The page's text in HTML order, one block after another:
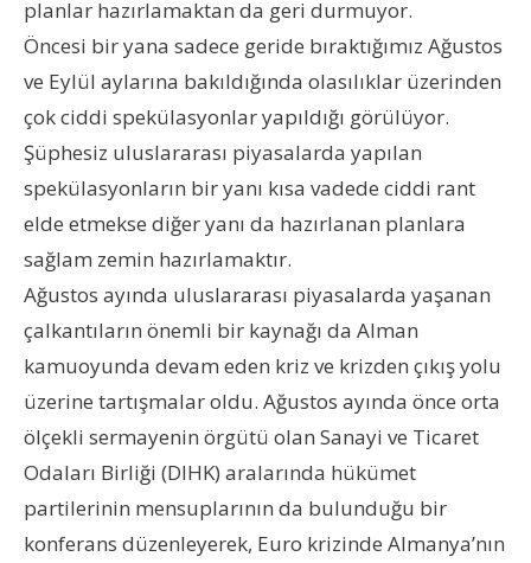
planlar hazırlamaktan da geri durmuyor.
Öncesi bir yana sadece geride bıraktığımız Ağustos
ve Eylül aylarına bakıldığında olasılıklar üzerinden
çok ciddi spekülasyonlar yapıldığı görülüyor.
Şüphesiz uluslararası piyasalarda yapılan
spekülasyonların bir yanı kısa vadede ciddi rant
elde etmekse diğer yanı da hazırlanan planlara
sağlam zemin hazırlamaktır.
Ağustos ayında uluslararası piyasalarda yaşanan
çalkantıların önemli bir kaynağı da Alman
kamuoyunda devam eden kriz ve krizden çıkış yolu
üzerine tartışmalar oldu. Ağustos ayında önce orta
ölçekli sermayenin örgütü olan Sanayi ve Ticaret
Odaları Birliği (DIHK) aralarında hükümet
partilerinin mensuplarının da bulunduğu bir
konferans düzenleyerek, Euro krizinde Almanya’nın